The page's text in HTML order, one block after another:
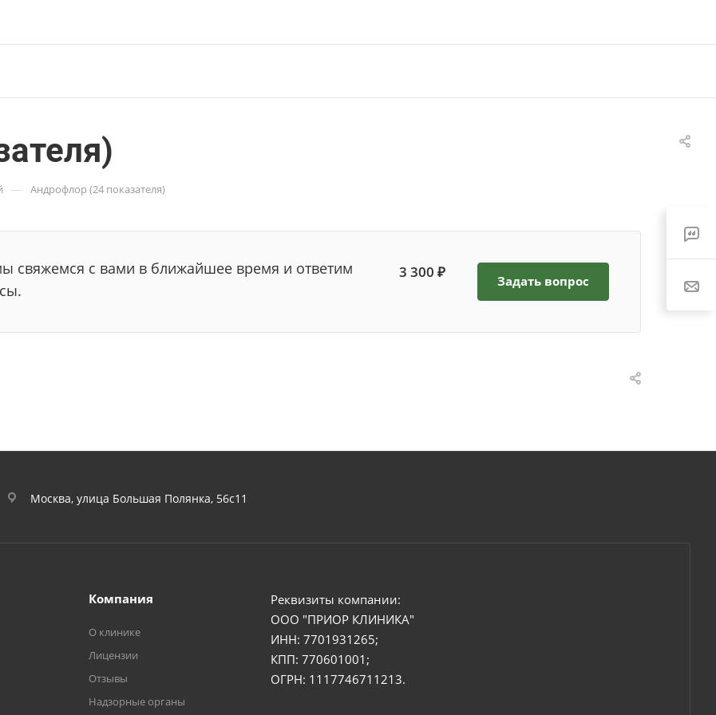
— Андрофлор (24 показателя)
свяжемся с вами в ближайшее время и ответим
3 300 ₽ Задать вопрос
Москва, улица Большая Полянка, 56с11
Компания
О клинике
Лицензии
Отзывы
Надзорные органы
Реквизиты компании:
ООО "ПРИОР КЛИНИКА"
ИНН: 7701931265;
КПП: 770601001;
ОГРН: 1117746711213.